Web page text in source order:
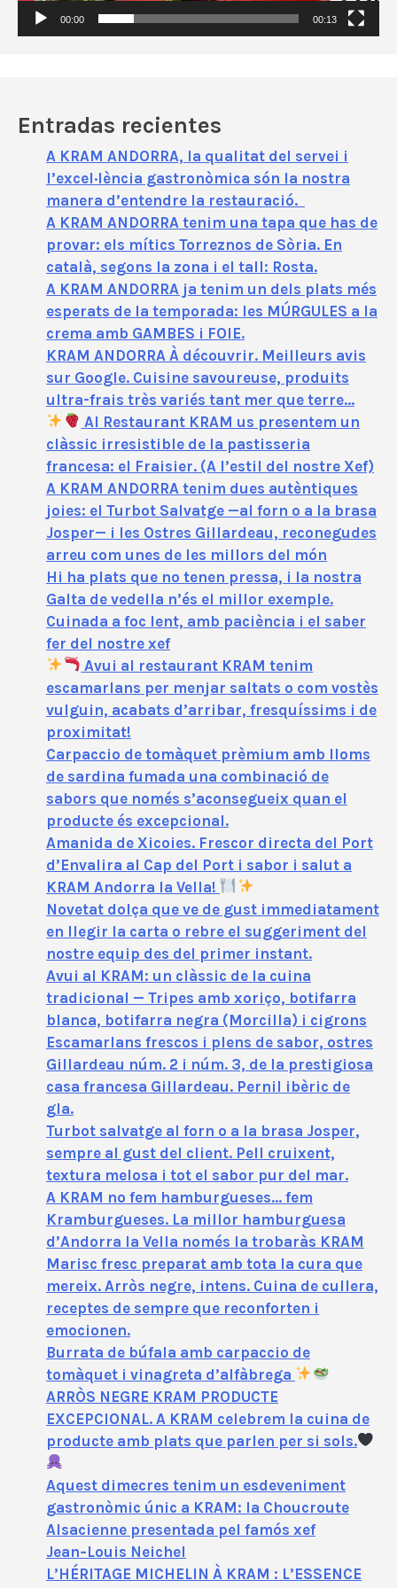
d
00:00 00:13
Entradas recientes
A KRAM ANDORRA, la qualitat del servei i
l’excel·lència gastronòmica són la nostra
manera d’entendre la restauració.
A KRAM ANDORRA tenim una tapa que has de
provar: els mítics Torreznos de Sòria. En
català, segons la zona i el tall: Rosta.
A KRAM ANDORRA ja tenim un dels plats més
esperats de la temporada: les MÚRGULES a la
crema amb GAMBES i FOIE.
KRAM ANDORRA À découvrir. Meilleurs avis
sur Google. Cuisine savoureuse, produits
ultra-frais très variés tant mer que terre…
Al Restaurant KRAM us presentem un
clàssic irresistible de la pastisseria
francesa: el Fraisier. (A l’estil del nostre Xef)
A KRAM ANDORRA tenim dues autèntiques
joies: el Turbot Salvatge —al forn o a la brasa
Josper— i les Ostres Gillardeau, reconegudes
arreu com unes de les millors del món
Hi ha plats que no tenen pressa, i la nostra
Galta de vedella n’és el millor exemple.
Cuinada a foc lent, amb paciència i el saber
fer del nostre xef
Avui al restaurant KRAM tenim
escamarlans per menjar saltats o com vostès
vulguin, acabats d’arribar, fresquíssims i de
proximitat!
Carpaccio de tomàquet prèmium amb lloms
de sardina fumada una combinació de
sabors que només s’aconsegueix quan el
producte és excepcional.
Amanida de Xicoies. Frescor directa del Port
d’Envalira al Cap del Port i sabor i salut a
KRAM Andorra la Vella!
Novetat dolça que ve de gust immediatament
en llegir la carta o rebre el suggeriment del
nostre equip des del primer instant.
Avui al KRAM: un clàssic de la cuina
tradicional — Tripes amb xoriço, botifarra
blanca, botifarra negra (Morcilla) i cigrons
Escamarlans frescos i plens de sabor, ostres
Gillardeau núm. 2 i núm. 3, de la prestigiosa
casa francesa Gillardeau. Pernil ibèric de
gla.
Turbot salvatge al forn o a la brasa Josper,
sempre al gust del client. Pell cruixent,
textura melosa i tot el sabor pur del mar.
A KRAM no fem hamburgueses… fem
Kramburgueses. La millor hamburguesa
d’Andorra la Vella només la trobaràs KRAM
Marisc fresc preparat amb tota la cura que
mereix. Arròs negre, intens. Cuina de cullera,
receptes de sempre que reconforten i
emocionen.
Burrata de búfala amb carpaccio de
tomàquet i vinagreta d’alfàbrega
ARRÒS NEGRE KRAM PRODUCTE
EXCEPCIONAL. A KRAM celebrem la cuina de
producte amb plats que parlen per si sols.
Aquest dimecres tenim un esdeveniment
gastronòmic únic a KRAM: la Choucroute
Alsacienne presentada pel famós xef
Jean‑Louis Neichel
L’HÉRITAGE MICHELIN À KRAM : L’ESSENCE